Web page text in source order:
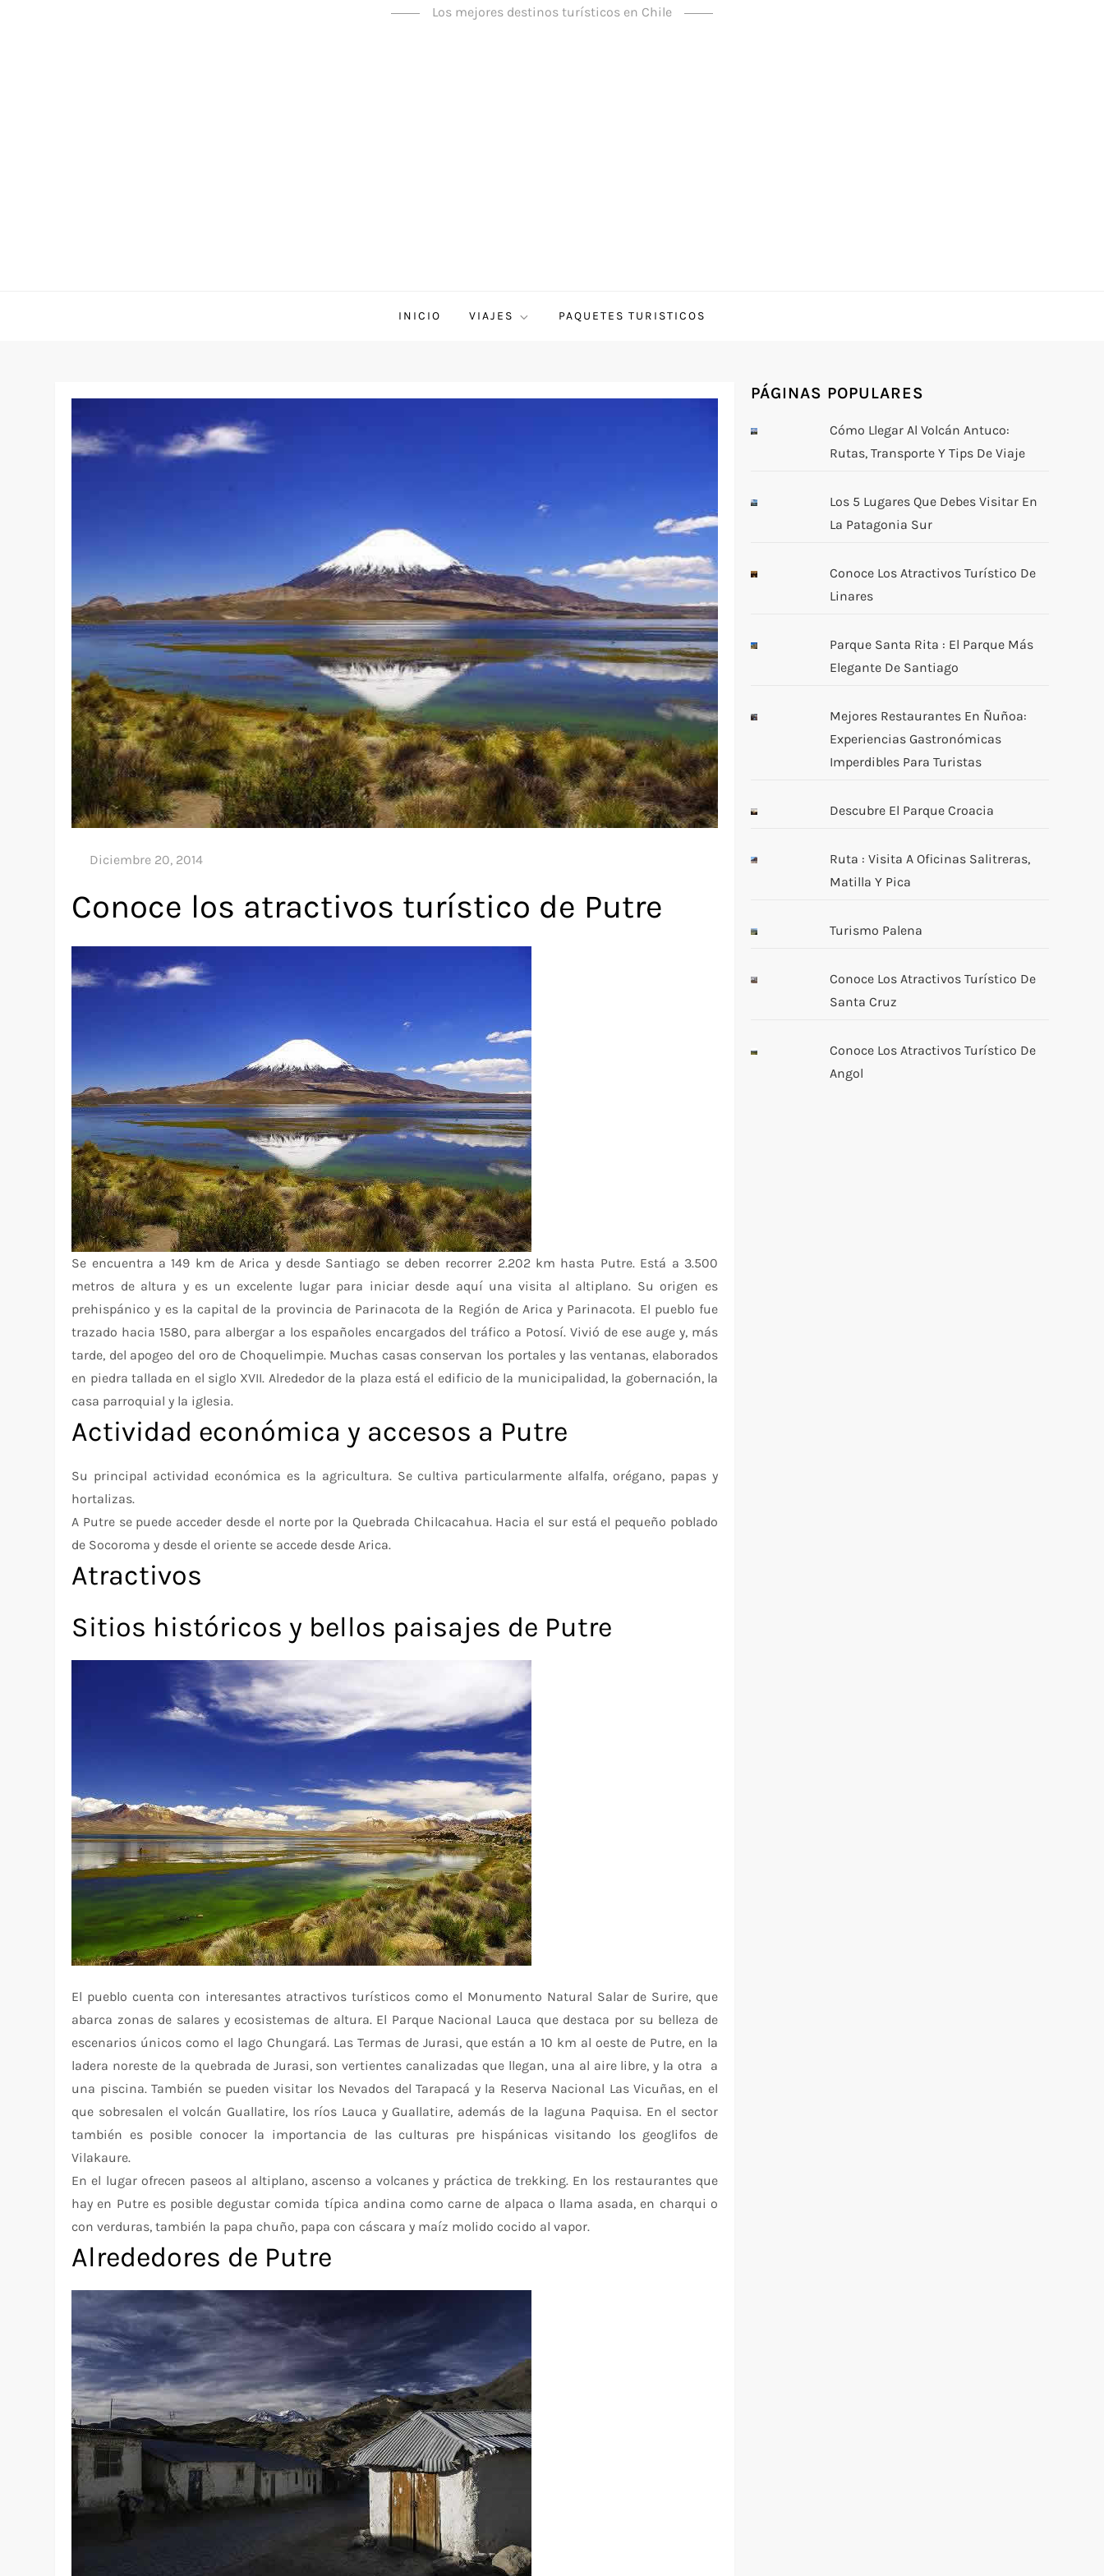
Los mejores destinos turísticos en Chile
INICIO VIAJES PAQUETES TURISTICOS
Conoce los atractivos turístico de Putre
Se encuentra a 149 km de Arica y desde Santiago se deben recorrer 2.202 km hasta Putre. Está a 3.500
metros de altura y es un excelente lugar para iniciar desde aquí una visita al altiplano. Su origen es
prehispánico y es la capital de la provincia de Parinacota de la Región de Arica y Parinacota. El pueblo fue
trazado hacia 1580, para albergar a los españoles encargados del tráfico a Potosí. Vivió de ese auge y, más
tarde, del apogeo del oro de Choquelimpie. Muchas casas conservan los portales y las ventanas, elaborados
en piedra tallada en el siglo XVII. Alrededor de la plaza está el edificio de la municipalidad, la gobernación, la
casa parroquial y la iglesia.
Actividad económica y accesos a Putre
Su principal actividad económica es la agricultura. Se cultiva particularmente alfalfa, orégano, papas y
hortalizas.
A Putre se puede acceder desde el norte por la Quebrada Chilcacahua. Hacia el sur está el pequeño poblado
de Socoroma y desde el oriente se accede desde Arica.
Atractivos
Sitios históricos y bellos paisajes de Putre
El pueblo cuenta con interesantes atractivos turísticos como el Monumento Natural Salar de Surire, que
abarca zonas de salares y ecosistemas de altura. El Parque Nacional Lauca que destaca por su belleza de
escenarios únicos como el lago Chungará. Las Termas de Jurasi, que están a 10 km al oeste de Putre, en la
ladera noreste de la quebrada de Jurasi, son vertientes canalizadas que llegan, una al aire libre, y la otra a
una piscina. También se pueden visitar los Nevados del Tarapacá y la Reserva Nacional Las Vicuñas, en el
que sobresalen el volcán Guallatire, los ríos Lauca y Guallatire, además de la laguna Paquisa. En el sector
también es posible conocer la importancia de las culturas pre hispánicas visitando los geoglifos de
Vilakaure.
En el lugar ofrecen paseos al altiplano, ascenso a volcanes y práctica de trekking. En los restaurantes que
hay en Putre es posible degustar comida típica andina como carne de alpaca o llama asada, en charqui o
con verduras, también la papa chuño, papa con cáscara y maíz molido cocido al vapor.
Alrededores de Putre
PÁGINAS POPULARES
Cómo Llegar Al Volcán Antuco:
Rutas, Transporte Y Tips De Viaje
Los 5 Lugares Que Debes Visitar En
La Patagonia Sur
Conoce Los Atractivos Turístico De
Linares
Parque Santa Rita : El Parque Más
Elegante De Santiago
Mejores Restaurantes En Ñuñoa:
Experiencias Gastronómicas
Imperdibles Para Turistas
Descubre El Parque Croacia
Ruta : Visita A Oficinas Salitreras,
Matilla Y Pica
Turismo Palena
Conoce Los Atractivos Turístico De
Santa Cruz
Conoce Los Atractivos Turístico De
Angol